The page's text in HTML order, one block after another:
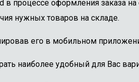
в процессе оформления заказа
нужных товаров на складе.
его в мобильном
наиболее удобный для Вас